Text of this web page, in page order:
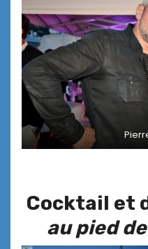
Cocktail et
au pied